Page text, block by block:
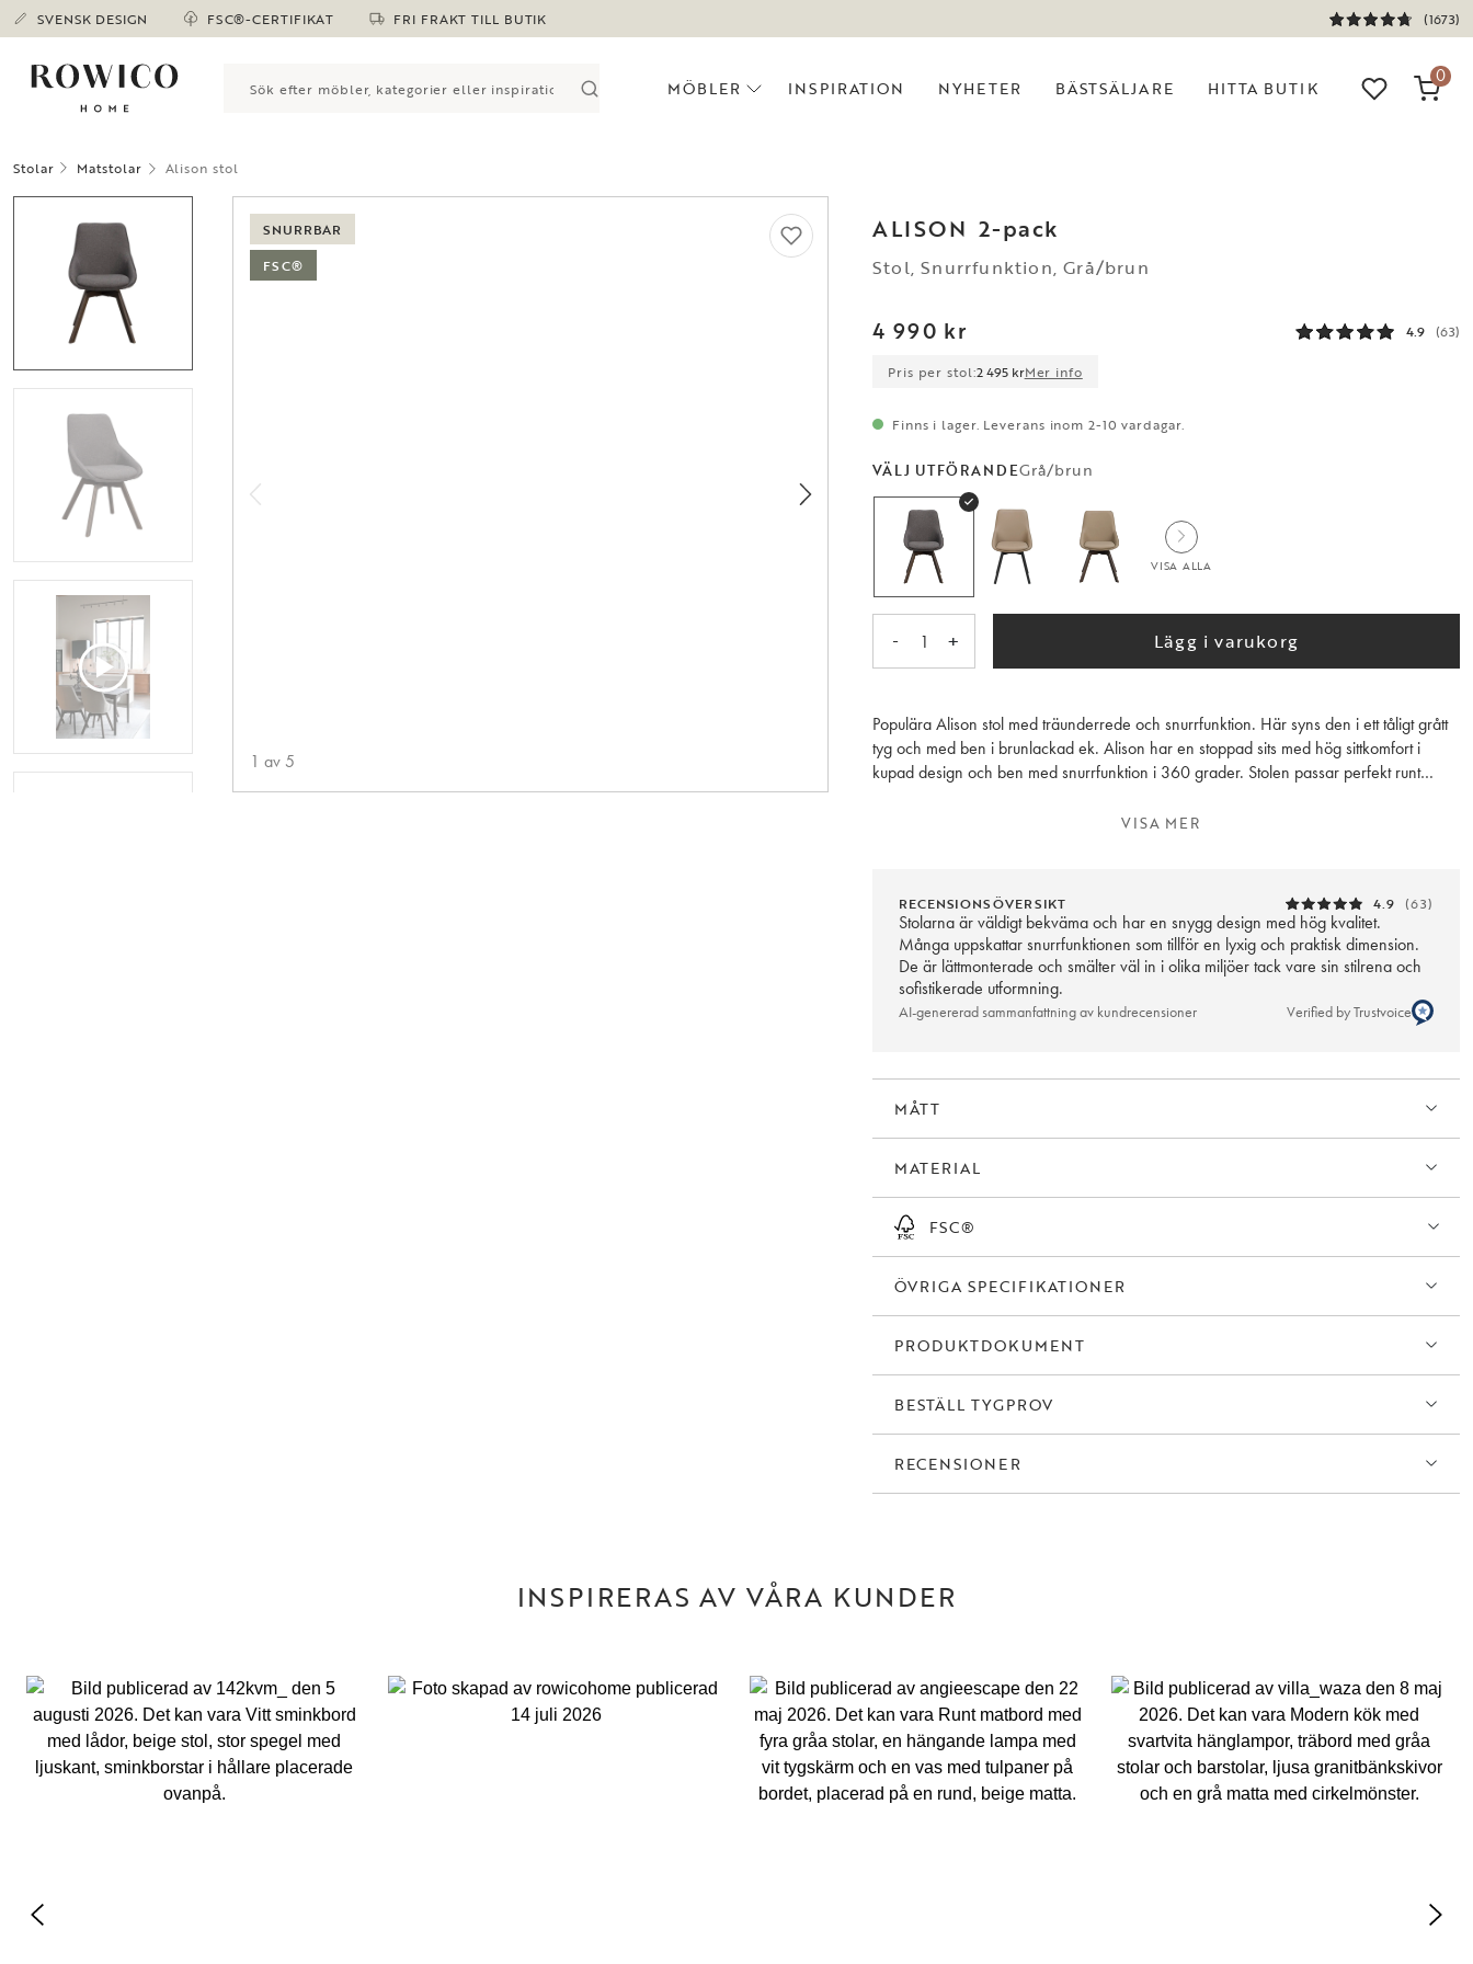
SVENSK DESIGN FSC®-CERTIFIKAT FRI FRAKT TILL BUTIK (1673)
MÖBLER INSPIRATION NYHETER BÄSTSÄLJARE HITTA BUTIK
0
Stolar Matstolar Alison stol
SNURRBAR
FSC®
1 av 5
ALISON 2-pack
Stol, Snurrfunktion, Grå/brun
4 990 kr 4.9 (63)
Pris per stol:2 495 krMer info
Finns i lager. Leverans inom 2-10 vardagar.
VÄLJ UTFÖRANDEGrå/brun
VISA ALLA
- 1 + Lägg i varukorg
Populära Alison stol med träunderrede och snurrfunktion. Här syns den i ett tåligt grått
tyg och med ben i brunlackad ek. Alison har en stoppad sits med hög sittkomfort i
kupad design och ben med snurrfunktion i 360 grader. Stolen passar perfekt runt
även i andra jordnära färger. Säljs endast i 2-pack.
VISA MER
RECENSIONSÖVERSIKT 4.9 (63)
Stolarna är väldigt bekväma och har en snygg design med hög kvalitet.
Många uppskattar snurrfunktionen som tillför en lyxig och praktisk dimension.
De är lättmonterade och smälter väl in i olika miljöer tack vare sin stilrena och
sofistikerade utformning.
AI-genererad sammanfattning av kundrecensioner Verified by Trustvoice
MÅTT
MATERIAL
FSC®
ÖVRIGA SPECIFIKATIONER
PRODUKTDOKUMENT
BESTÄLL TYGPROV
RECENSIONER
INSPIRERAS AV VÅRA KUNDER